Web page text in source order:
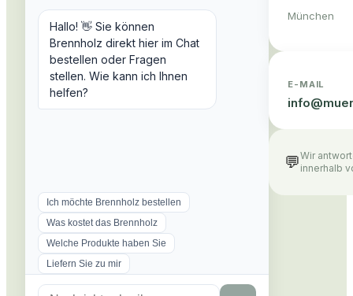
Hallo! 👋 Sie können
Brennholz direkt hier im Chat
bestellen oder Fragen
stellen. Wie kann ich Ihnen
helfen?
Ich möchte Brennholz bestellen
Was kostet das Brennholz
Welche Produkte haben Sie
Liefern Sie zu mir
München
E-MAIL
info@
💬Wir
innerhalb